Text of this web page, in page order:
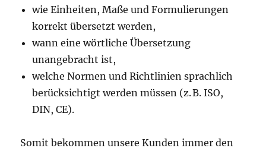
wie Einheiten, Maße und Formulierungen
korrekt übersetzt werden,
wann eine wörtliche Übersetzung
unangebracht ist,
welche Normen und Richtlinien sprachlich
berücksichtigt werden müssen (z. B. ISO,
DIN, CE).
Somit bekommen unsere Kunden immer den